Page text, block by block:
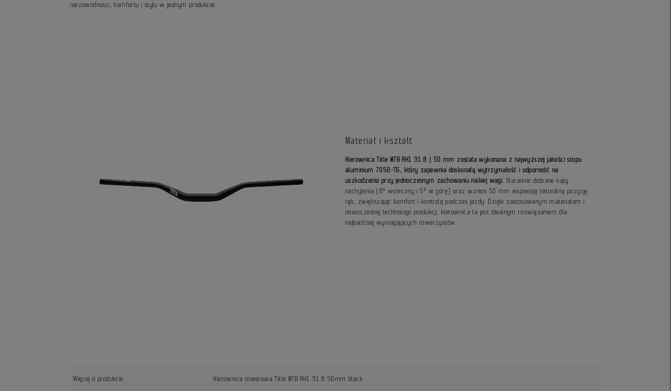
niezawodności, komfortu i stylu w jednym produkcie.
Materiał i kształt
Kierownica Title MTB AH1 31.8 | 50 mm została wykonana z najwyższej jakości stopu
aluminium 7050-T6, który zapewnia doskonałą wytrzymałość i odporność na
uszkodzenia przy jednoczesnym zachowaniu niskiej wagi. Starannie dobrane kąty
nachylenia (8° wsteczny i 5° w górę) oraz wznios 50 mm wspierają naturalną pozycję
rąk, zwiększając komfort i kontrolę podczas jazdy. Dzięki zastosowanym materiałom i
nowoczesnej technologii produkcji, kierownica ta jest idealnym rozwiązaniem dla
najbardziej wymagających rowerzystów.
Więcej o produkcie Kierownica rowerowa Title MTB AH1 31.8 50mm black